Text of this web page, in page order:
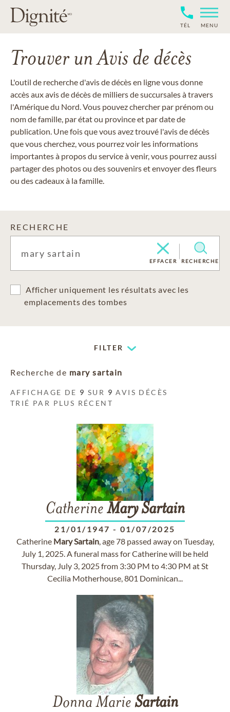
TÉL MENU
Trouver un Avis de décès
L'outil de recherche d'avis de décès en ligne vous donne
accès aux avis de décès de milliers de succursales à travers
l'Amérique du Nord. Vous pouvez chercher par prénom ou
nom de famille, par état ou province et par date de
publication. Une fois que vous avez trouvé l'avis de décès
que vous cherchez, vous pourrez voir les informations
importantes à propos du service à venir, vous pourrez aussi
partager des photos ou des souvenirs et envoyer des fleurs
ou des cadeaux à la famille.
RECHERCHE
EFFACER RECHERCHE
Afficher uniquement les résultats avec les
emplacements des tombes
FILTER
Recherche de mary sartain
AFFICHAGE DE 9 SUR 9 AVIS DÉCÈS
TRIÉ PAR PLUS RÉCENT
Catherine MarySartain
21/01/1947 - 01/07/2025
Catherine MarySartain, age 78 passed away on Tuesday,
July 1, 2025. A funeral mass for Catherine will be held
Thursday, July 3, 2025 from 3:30 PM to 4:30 PM at St
Cecilia Motherhouse, 801 Dominican...
Donna Marie Sartain